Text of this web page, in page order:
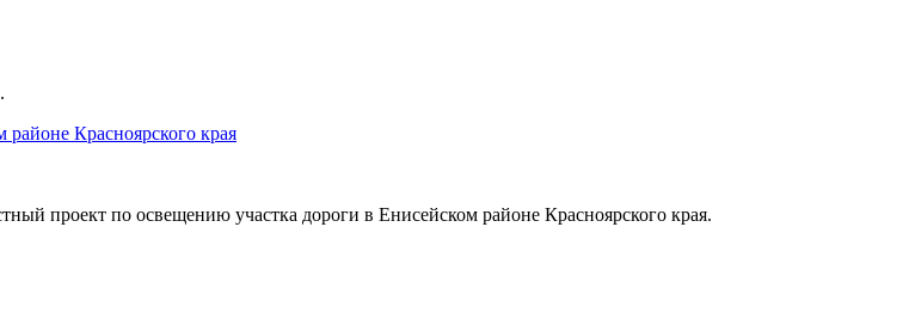
Красноярского края
проект по освещению участка дороги в Енисейском районе Красноярского края.